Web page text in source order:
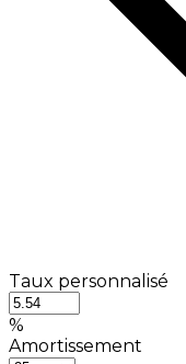
Taux personnalisé
%
Amortissement